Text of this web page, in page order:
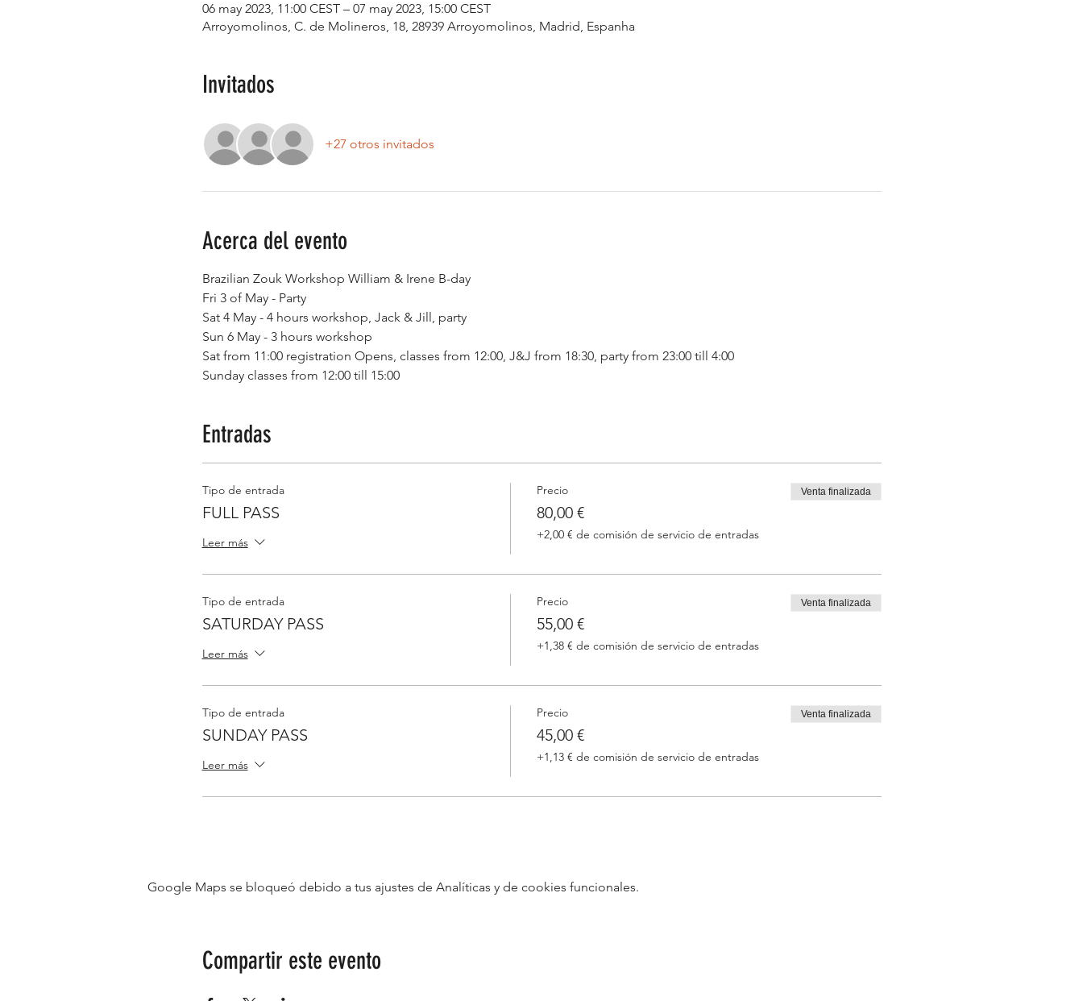
06 may 2023, 11:00 CEST – 07 may 2023, 15:00 CEST
Arroyomolinos, C. de Molineros, 18, 28939 Arroyomolinos, Madrid, Espanha
Invitados
+27 otros invitados
Acerca del evento
Brazilian Zouk Workshop William & Irene B-day
Fri 3 of May - Party
Sat 4 May - 4 hours workshop, Jack & Jill, party
Sun 6 May - 3 hours workshop
Sat from 11:00 registration Opens, classes from 12:00, J&J from 18:30, party from 23:00 till 4:00
Sunday classes from 12:00 till 15:00
Entradas
Tipo de entrada
FULL PASS
Leer más
Precio
80,00 €
+2,00 € de comisión de servicio de entradas
Venta finalizada
Tipo de entrada
SATURDAY PASS
Leer más
Precio
55,00 €
+1,38 € de comisión de servicio de entradas
Venta finalizada
Tipo de entrada
SUNDAY PASS
Leer más
Precio
45,00 €
+1,13 € de comisión de servicio de entradas
Venta finalizada
Google Maps se bloqueó debido a tus ajustes de Analíticas y de cookies funcionales.
Compartir este evento